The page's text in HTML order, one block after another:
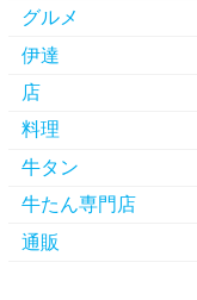
グルメ
伊達
店
料理
牛タン
牛たん専門店
通販